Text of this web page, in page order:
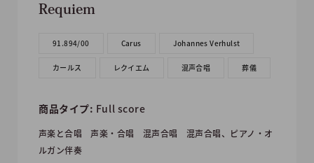
Requiem
91.894/00 Carus Johannes Verhulst
カールス レクイエム 混声合唱 葬儀
商品タイプ: Full score
声楽と合唱 声楽・合唱 混声合唱
混声合唱、ピアノ・オ
ルガン伴奏